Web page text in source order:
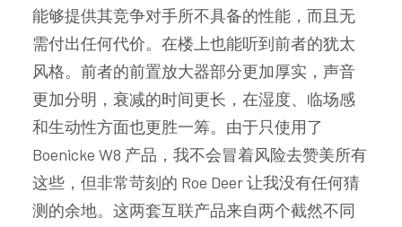
能够提供其竞争对手所不具备的性能，而且无
需付出任何代价。在楼上也能听到前者的犹太
风格。前者的前置放大器部分更加厚实，声音
更加分明，衰减的时间更长，在湿度、临场感
和生动性方面也更胜一筹。由于只使用了
Boenicke W8 产品，我不会冒着风险去赞美所有
这些，但非常苛刻的 Roe Deer 让我没有任何猜
测的余地。这两套互联产品来自两个截然不同